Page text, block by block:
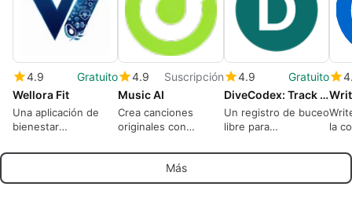
4.9
Gratuito
Wellora Fit
Una aplicación de
bienestar
una vida saludable a
4.9
Suscripción
Music AI
Crea canciones
originales con
generador de música
AI y generador de
videos musicales AI
4.9
Gratuito
DiveCodex: Track your dives. Share your underwater world.
Un registro de buceo
libre para
cada detalle, rastrea
comparte tus fotos.
la
Más